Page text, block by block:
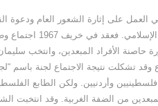
على إثارة الشعور العام ودعوة
بصيانة عروبة
حاصنة الأفراد المبعدين، وانتخب
وقد تشكلت نتيجة الاجتماع لجنة باسم
وأردنيين. ولكن الطابع
من الضفة الغربية. وقد انتخبت